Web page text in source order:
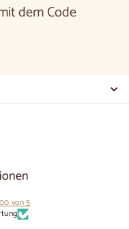
dem Code
von 5